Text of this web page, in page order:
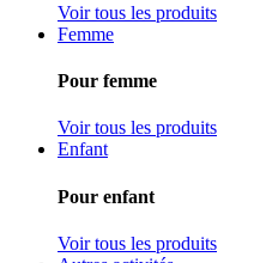
Voir tous les produits
Femme
Pour femme
Voir tous les produits
Enfant
Pour enfant
Voir tous les produits